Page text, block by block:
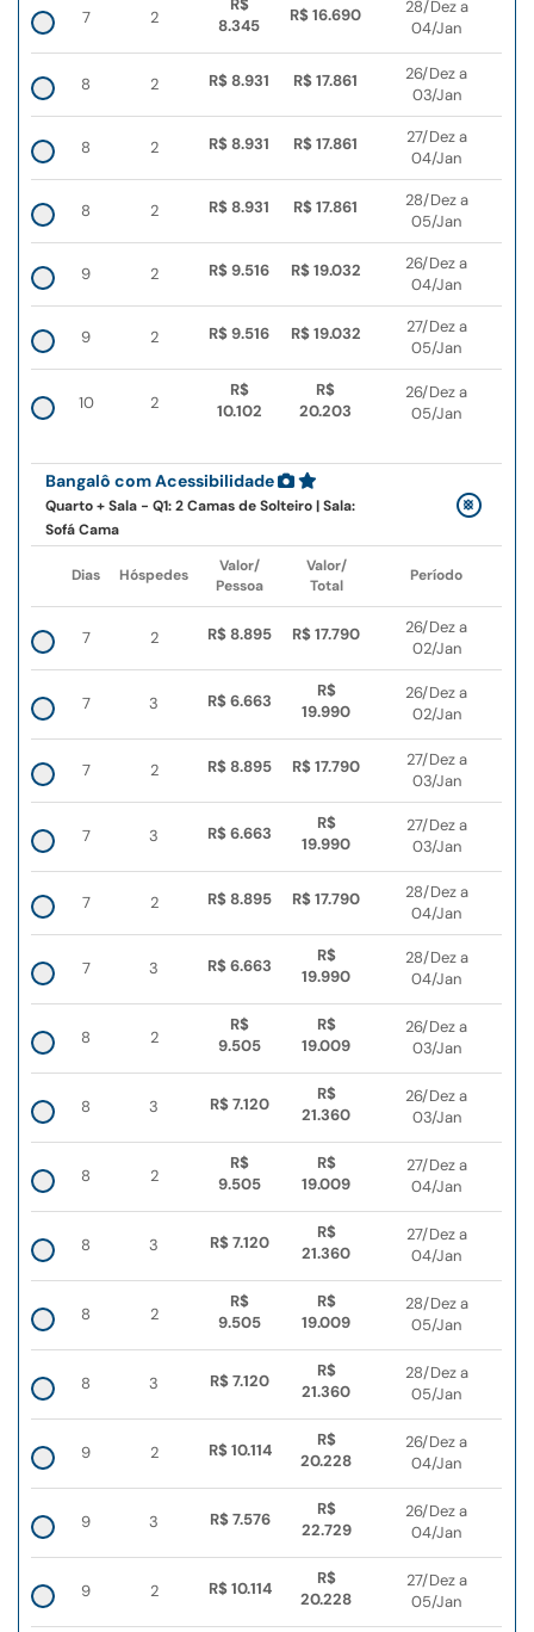
7 2
R$
8.345
R$ 16.690
28/Dez a
04/Jan
8 2 R$ 8.931 R$ 17.861
26/Dez a
03/Jan
8 2 R$ 8.931 R$ 17.861
27/Dez a
04/Jan
8 2 R$ 8.931 R$ 17.861
28/Dez a
05/Jan
9 2 R$ 9.516 R$ 19.032
26/Dez a
04/Jan
9 2 R$ 9.516 R$ 19.032
27/Dez a
05/Jan
10 2
R$
10.102
R$
20.203
26/Dez a
05/Jan
Bangalô com Acessibilidade
Quarto + Sala - Q1: 2 Camas de Solteiro | Sala:
Sofá Cama
Dias Hóspedes
Valor/
Pessoa
Valor/
Total
Período
7 2 R$ 8.895 R$ 17.790
26/Dez a
02/Jan
7 3 R$ 6.663
R$
19.990
26/Dez a
02/Jan
7 2 R$ 8.895 R$ 17.790
27/Dez a
03/Jan
7 3 R$ 6.663
R$
19.990
27/Dez a
03/Jan
7 2 R$ 8.895 R$ 17.790
28/Dez a
04/Jan
7 3 R$ 6.663
R$
19.990
28/Dez a
04/Jan
8 2
R$
9.505
R$
19.009
26/Dez a
03/Jan
8 3 R$ 7.120
R$
21.360
26/Dez a
03/Jan
8 2
R$
9.505
R$
19.009
27/Dez a
04/Jan
8 3 R$ 7.120
R$
21.360
27/Dez a
04/Jan
8 2
R$
9.505
R$
19.009
28/Dez a
05/Jan
8 3 R$ 7.120
R$
21.360
28/Dez a
05/Jan
9 2 R$ 10.114
R$
20.228
26/Dez a
04/Jan
9 3 R$ 7.576
R$
22.729
26/Dez a
04/Jan
9 2 R$ 10.114
R$
20.228
27/Dez a
05/Jan